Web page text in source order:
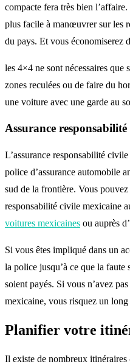
compacte fera très bien
plus facile à manœuvrer sur les
du pays. Et vous économiserez
les 4×4 ne sont nécessaires que
zones reculées ou de faire du
une voiture avec une garde au
Assurance
L’assurance responsabilité
police d’assurance automobile
sud de la frontière. Vous pouvez
responsabilité civile mexicaine
voitures mexicaines ou auprès
Si vous êtes impliqué dans un
la police jusqu’à ce que la faute
soient payés. Si vous n’avez
mexicaine, vous risquez un
Planifier votre
Il existe de nombreux